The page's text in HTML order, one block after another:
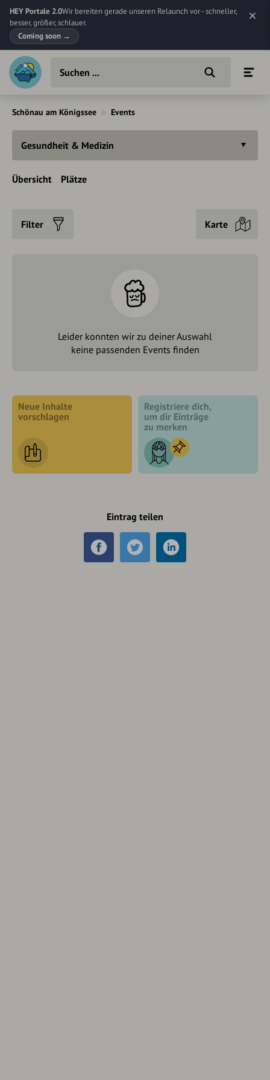
HEY Portale 2.0Wir bereiten gerade unseren Relaunch vor - schneller,
besser, größer, schlauer.
Coming soon →
Schönau am Königssee Events
Gesundheit & Medizin
Übersicht Plätze
Filter Karte
Leider konnten wir zu deiner Auswahl
keine passenden Events finden
Neue Inhalte
vorschlagen
Registriere dich,
um dir Einträge
zu merken
Eintrag teilen